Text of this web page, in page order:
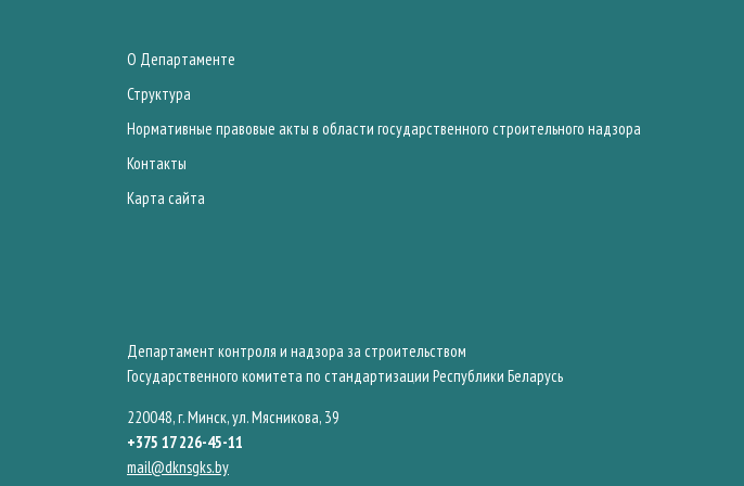
О Департаменте
Структура
Нормативные правовые акты в области государственного строительного надзора
Контакты
Карта сайта
Департамент контроля и надзора за строительством
Государственного комитета по стандартизации Республики Беларусь
220048, г. Минск, ул. Мясникова, 39
+375 17 226-45-11
mail@dknsgks.by